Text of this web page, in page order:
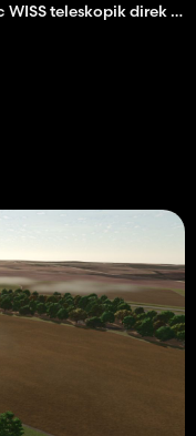
Mercedes Benz Econic WISS teleskopik direk platformu